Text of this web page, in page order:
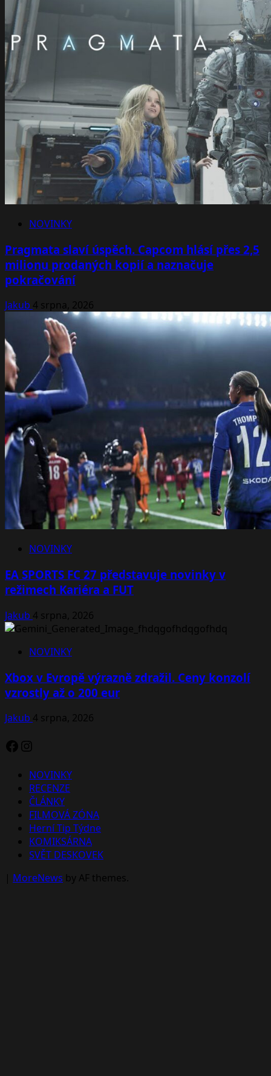
NOVINKY
Pragmata slaví úspěch. Capcom hlásí přes 2,5
milionu prodaných kopií a naznačuje
pokračování
Jakub 4 srpna, 2026
NOVINKY
EA SPORTS FC 27 představuje novinky v
režimech Kariéra a FUT
Jakub 4 srpna, 2026
NOVINKY
Xbox v Evropě výrazně zdražil. Ceny konzolí
vzrostly až o 200 eur
Jakub 4 srpna, 2026
Facebook
Instagram
NOVINKY
RECENZE
ČLÁNKY
FILMOVÁ ZÓNA
Herní Tip Týdne
KOMIKSÁRNA
SVĚT DESKOVEK
| MoreNews by AF themes.